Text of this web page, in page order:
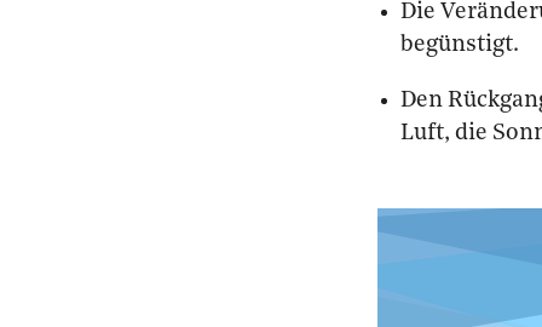
Die
begünstigt.
Den
Luft, die